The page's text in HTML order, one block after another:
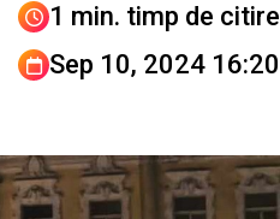
1 min. timp de citire
Sep 10, 2024 16:20